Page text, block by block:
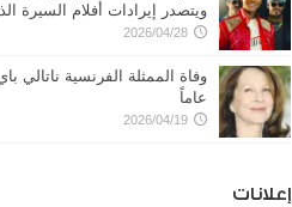
ويتصدر إيرادات أفلام السيرة
2026/04/28
عاماً
2026/04/19
إعلانات